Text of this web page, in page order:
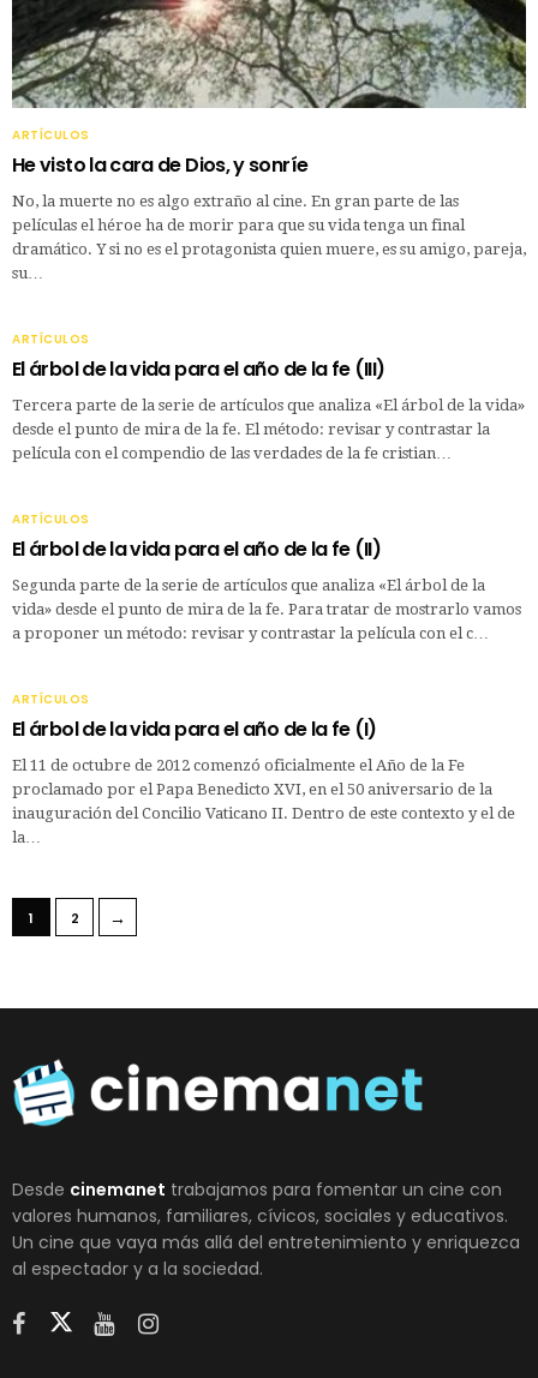
ARTÍCULOS
He visto la cara de Dios, y sonríe
No, la muerte no es algo extraño al cine. En gran parte de las
películas el héroe ha de morir para que su vida tenga un final
dramático. Y si no es el protagonista quien muere, es su amigo, pareja,
su…
ARTÍCULOS
El árbol de la vida para el año de la fe (III)
Tercera parte de la serie de artículos que analiza «El árbol de la vida»
desde el punto de mira de la fe. El método: revisar y contrastar la
película con el compendio de las verdades de la fe cristian…
ARTÍCULOS
El árbol de la vida para el año de la fe (II)
Segunda parte de la serie de artículos que analiza «El árbol de la
vida» desde el punto de mira de la fe. Para tratar de mostrarlo vamos
a proponer un método: revisar y contrastar la película con el c…
ARTÍCULOS
El árbol de la vida para el año de la fe (I)
El 11 de octubre de 2012 comenzó oficialmente el Año de la Fe
proclamado por el Papa Benedicto XVI, en el 50 aniversario de la
inauguración del Concilio Vaticano II. Dentro de este contexto y el de
la…
1 2 →
Desde cinemanet trabajamos para fomentar un cine con
valores humanos, familiares, cívicos, sociales y educativos.
Un cine que vaya más allá del entretenimiento y enriquezca
al espectador y a la sociedad.